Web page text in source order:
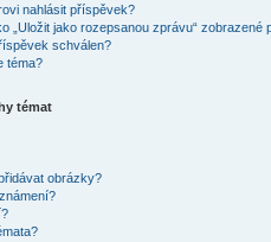
nahlásit příspěvek?
„Uložit jako rozepsanou zprávu“ zobrazené
schválen?
téma?
témat
obrázky?